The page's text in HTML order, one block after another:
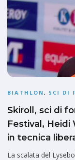
BIATHLON , SCI DI
Skiroll, sci di
Festival, Heidi
in tecnica
La scalata del